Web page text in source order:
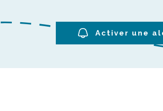
Activer une